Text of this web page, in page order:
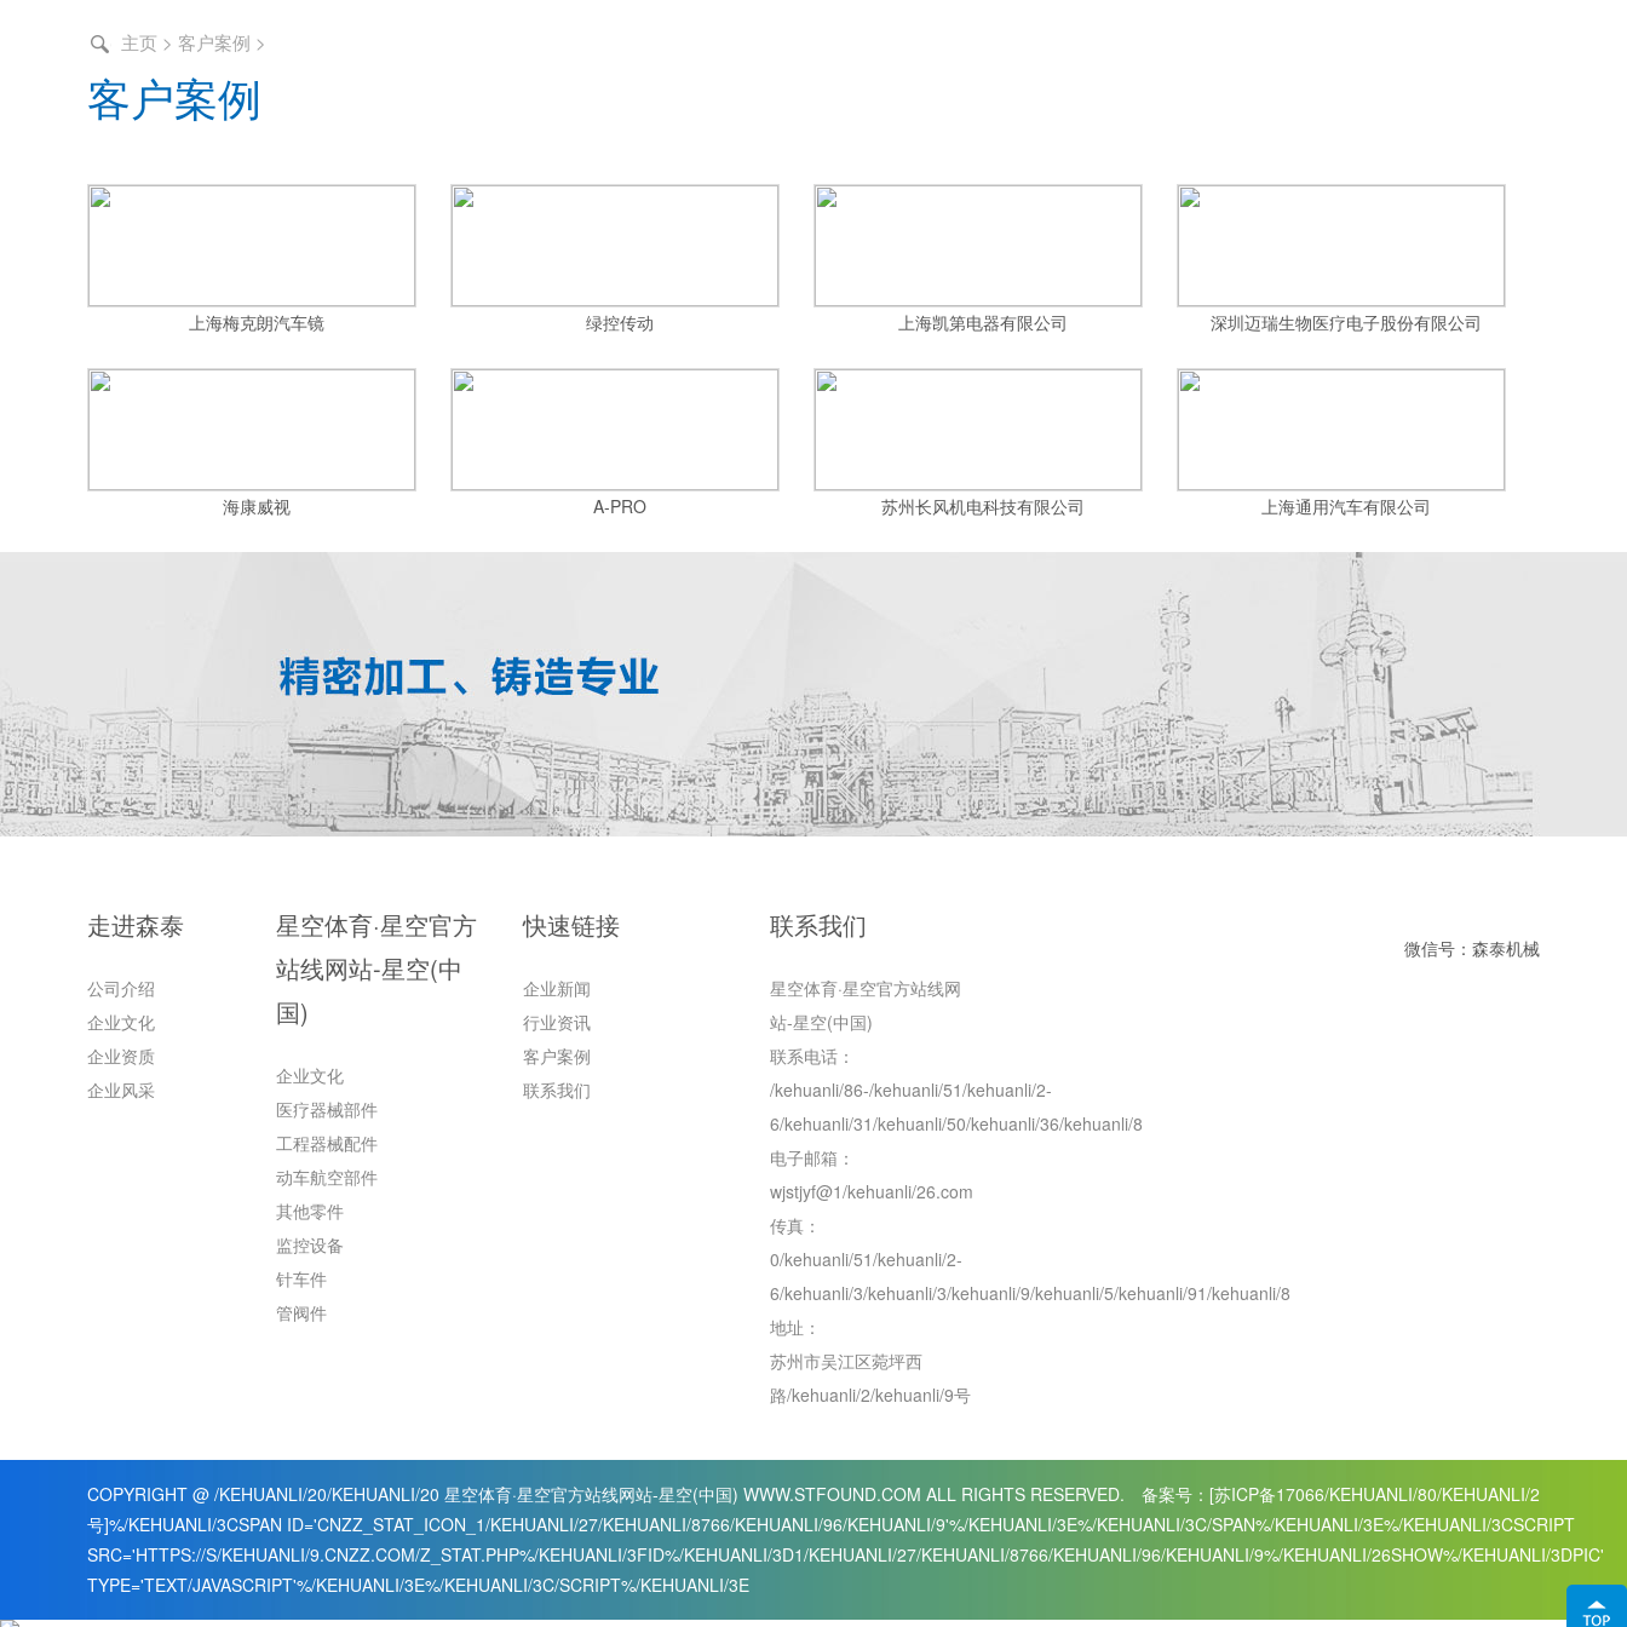
主页 > 客户案例 >
客户案例
上海梅克朗汽车镜 绿控传动 上海凯第电器有限公司 深圳迈瑞生物医疗电子股份有限公司
海康威视 A-PRO 苏州长风机电科技有限公司 上海通用汽车有限公司
走进森泰
公司介绍
企业文化
企业资质
企业风采
星空体育·星空官方
站线网站-星空(中
国)
企业文化
医疗器械部件
工程器械配件
动车航空部件
其他零件
监控设备
针车件
管阀件
快速链接
企业新闻
行业资讯
客户案例
联系我们
联系我们
星空体育·星空官方站线网
站-星空(中国)
联系电话：
/kehuanli/86-/kehuanli/51/kehuanli/2-
6/kehuanli/31/kehuanli/50/kehuanli/36/kehuanli/8
电子邮箱：
wjstjyf@1/kehuanli/26.com
传真：
0/kehuanli/51/kehuanli/2-
6/kehuanli/3/kehuanli/3/kehuanli/9/kehuanli/5/kehuanli/91/kehuanli/8
地址：
苏州市吴江区菀坪西
路/kehuanli/2/kehuanli/9号
微信号：森泰机械
COPYRIGHT @ /KEHUANLI/20/KEHUANLI/20 星空体育·星空官方站线网站-星空(中国) WWW.STFOUND.COM ALL RIGHTS RESERVED.
备案号：[苏ICP备17066/KEHUANLI/80/KEHUANLI/2
号]%/KEHUANLI/3CSPAN ID='CNZZ_STAT_ICON_1/KEHUANLI/27/KEHUANLI/8766/KEHUANLI/96/KEHUANLI/9'%/KEHUANLI/3E%/KEHUANLI/3C/SPAN%/KEHUANLI/3E%/KEHUANLI/3CSCRIPT
SRC='HTTPS://S/KEHUANLI/9.CNZZ.COM/Z_STAT.PHP%/KEHUANLI/3FID%/KEHUANLI/3D1/KEHUANLI/27/KEHUANLI/8766/KEHUANLI/96/KEHUANLI/9%/KEHUANLI/26SHOW%/KEHUANLI/3DPIC'
TYPE='TEXT/JAVASCRIPT'%/KEHUANLI/3E%/KEHUANLI/3C/SCRIPT%/KEHUANLI/3E